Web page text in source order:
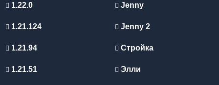
1.22.0
1.21.124
1.21.94
1.21.51
Jenny
Jenny 2
Стройка
Элли